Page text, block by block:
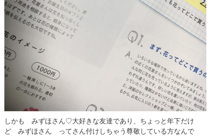
しかも みずほさん♡大好きな友達であり、ちょっと年下だけ
ど みずほさん ってさん付けしちゃう尊敬している方なんで